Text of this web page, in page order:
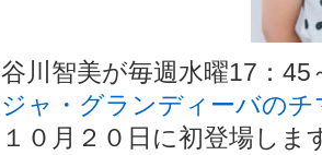
谷川智美が毎週水曜17：
ジャ・グランディーバの
１０月２０日に初登場し